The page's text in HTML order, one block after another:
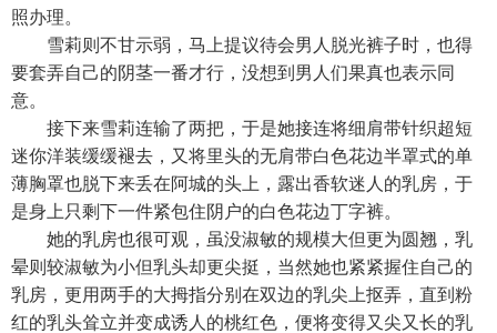
照办理。
雪莉则不甘示弱，马上提议待会男人脱光裤子时，也得
要套弄自己的阴茎一番才行，没想到男人们果真也表示同
意。
接下来雪莉连输了两把，于是她接连将细肩带针织超短
迷你洋装缓缓褪去，又将里头的无肩带白色花边半罩式的单
薄胸罩也脱下来丢在阿城的头上，露出香软迷人的乳房，于
是身上只剩下一件紧包住阴户的白色花边丁字裤。
她的乳房也很可观，虽没淑敏的规模大但更为圆翘，乳
晕则较淑敏为小但乳头却更尖挺，当然她也紧紧握住自己的
乳房，更用两手的大拇指分别在双边的乳尖上抠弄，直到粉
红的乳头耸立并变成诱人的桃红色，便将变得又尖又长的乳